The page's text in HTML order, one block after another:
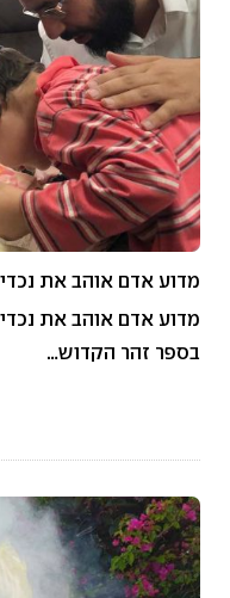
מדוע אדם אוהב את
מדוע אדם אוהב את
בספר זהר הקדוש…